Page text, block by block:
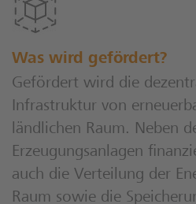
Was wird gefördert?
Gefördert wird die
Infrastruktur von
ländlichen Raum. Neben
Erzeugungsanlagen
auch die Verteilung der
Raum sowie die